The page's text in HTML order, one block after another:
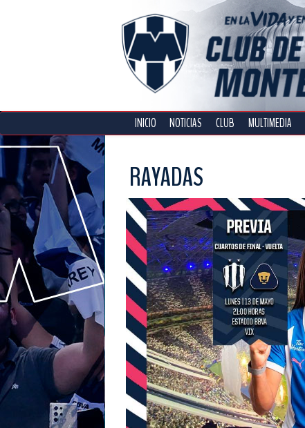
INICIO NOTICIAS CLUB MULTIMEDIA
RAYADAS